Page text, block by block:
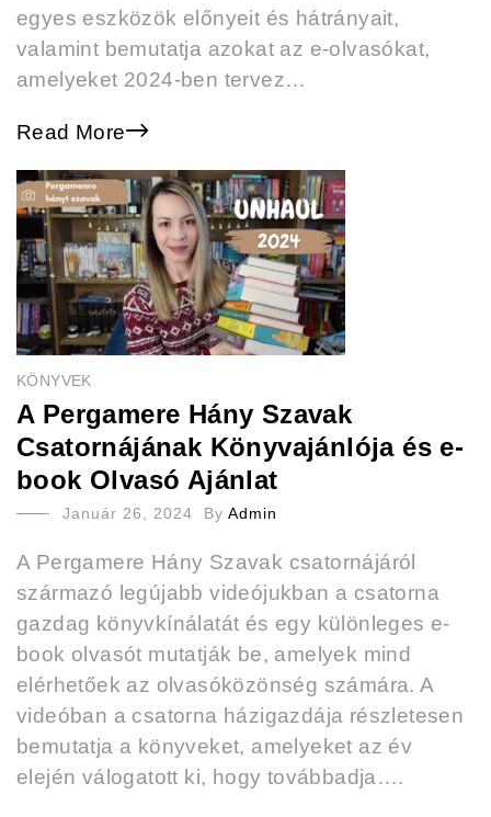
egyes eszközök előnyeit és hátrányait,
valamint bemutatja azokat az e-olvasókat,
amelyeket 2024-ben tervez…
Read More
KÖNYVEK
A Pergamere Hány Szavak
Csatornájának Könyvajánlója és e-
book Olvasó Ajánlat
Január 26, 2024 By Admin
A Pergamere Hány Szavak csatornájáról
származó legújabb videójukban a csatorna
gazdag könyvkínálatát és egy különleges e-
book olvasót mutatják be, amelyek mind
elérhetőek az olvasóközönség számára. A
videóban a csatorna házigazdája részletesen
bemutatja a könyveket, amelyeket az év
elején válogatott ki, hogy továbbadja….